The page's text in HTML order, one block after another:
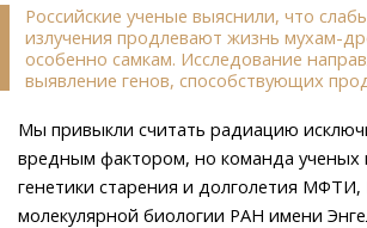
Российские ученые выяснили, что
излучения продлевают жизнь мухам-
особенно самкам. Исследование
выявление генов, способствующих
Мы привыкли считать радиацию
вредным фактором, но команда ученых
генетики старения и долголетия МФТИ,
молекулярной биологии РАН имени